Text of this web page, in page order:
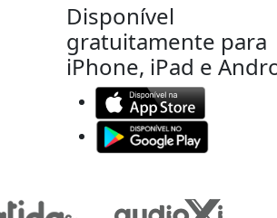
Disponível
gratuitamente para
iPhone, iPad e